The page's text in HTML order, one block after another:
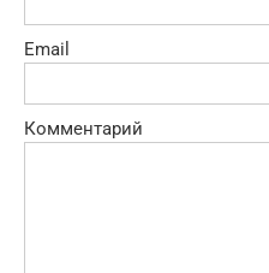
Email
Комментарий